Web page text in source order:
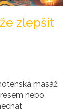
zlepšit
masáž
nebo